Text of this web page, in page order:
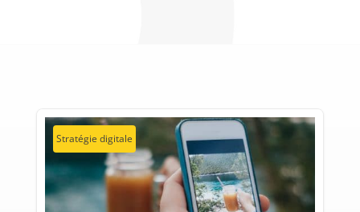
Stratégie digitale